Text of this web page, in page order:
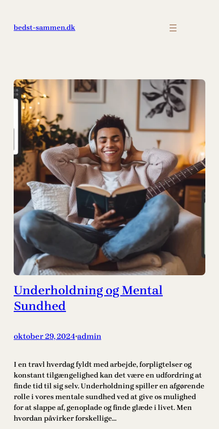
indhold
bedst-sammen.dk
Underholdning og Mental
Sundhed
oktober 29, 2024•admin
I en travl hverdag fyldt med arbejde, forpligtelser og
konstant tilgængelighed kan det være en udfordring at
finde tid til sig selv. Underholdning spiller en afgørende
rolle i vores mentale sundhed ved at give os mulighed
for at slappe af, genoplade og finde glæde i livet. Men
hvordan påvirker forskellige…